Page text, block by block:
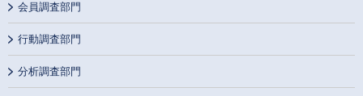
会員調査部門
行動調査部門
分析調査部門